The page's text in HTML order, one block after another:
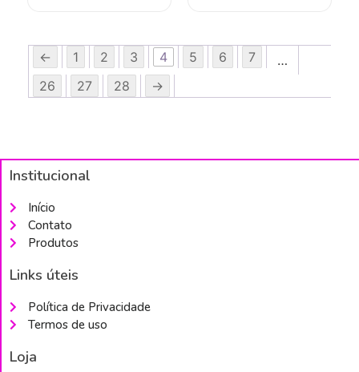
← 1 2 3 4 5 6 7
…
26
27 28 →
Institucional
Início
Contato
Produtos
Links úteis
Política de Privacidade
Termos de uso
Loja